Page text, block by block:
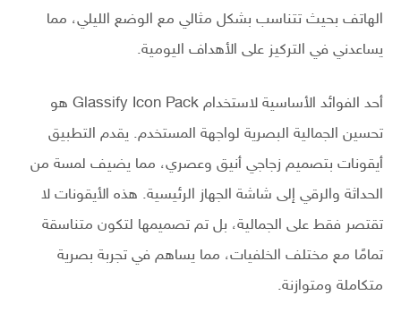
الهاتف بحيث تتناسب بشكل مثالي مع الوضع الليلي، مما
يساعدني في التركيز على الأهداف اليومية.
أحد الفوائد الأساسية لاستخدام Glassify Icon Pack هو
تحسين الجمالية البصرية لواجهة المستخدم. يقدم التطبيق
أيقونات بتصميم زجاجي أنيق وعصري، مما يضيف لمسة من
الحداثة والرقي إلى شاشة الجهاز الرئيسية. هذه الأيقونات لا
تقتصر فقط على الجمالية، بل تم تصميمها لتكون متناسقة
تمامًا مع مختلف الخلفيات، مما يساهم في تجربة بصرية
متكاملة ومتوازنة.